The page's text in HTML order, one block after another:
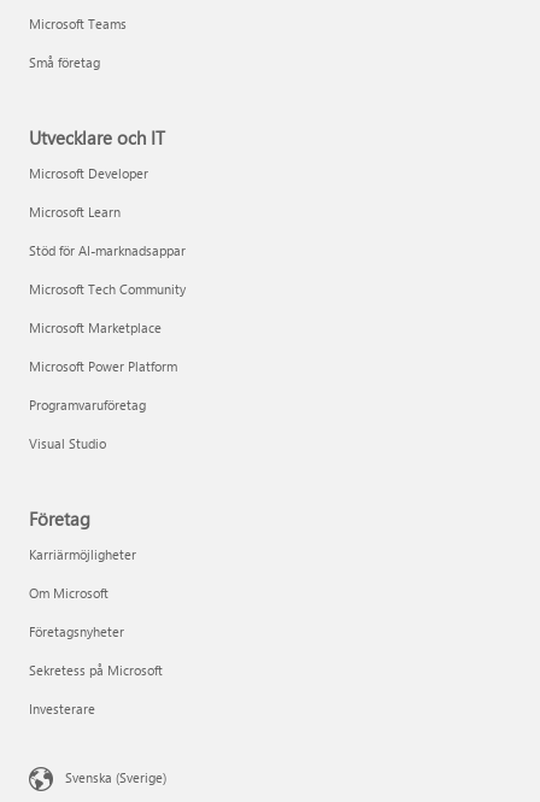
Microsoft Teams
Små företag
Utvecklare och IT
Microsoft Developer
Microsoft Learn
Stöd för AI-marknadsappar
Microsoft Tech Community
Microsoft Marketplace
Microsoft Power Platform
Programvaruföretag
Visual Studio
Företag
Karriärmöjligheter
Om Microsoft
Företagsnyheter
Sekretess på Microsoft
Investerare
Svenska (Sverige)